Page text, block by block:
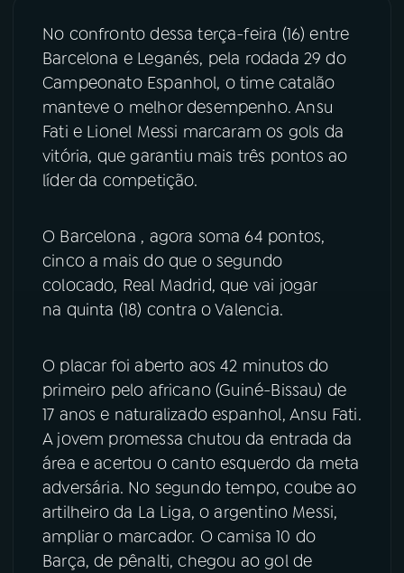
07ÚLTIMAS
08FESTIVAL DE MÚSICA
ACOMPANHE A RÁDIO NACIONAL
YouTube
Instagram X
TikTok
No confronto dessa terça-feira (16) entre
Barcelona e Leganés, pela rodada 29 do
Campeonato Espanhol, o time catalão
manteve o melhor desempenho. Ansu
Fati e Lionel Messi marcaram os gols da
vitória, que garantiu mais três pontos ao
líder da competição.
O Barcelona , agora soma 64 pontos,
cinco a mais do que o segundo
colocado, Real Madrid, que vai jogar
na quinta (18) contra o Valencia.
O placar foi aberto aos 42 minutos do
primeiro pelo africano (Guiné-Bissau) de
17 anos e naturalizado espanhol, Ansu Fati.
A jovem promessa chutou da entrada da
área e acertou o canto esquerdo da meta
adversária. No segundo tempo, coube ao
artilheiro da La Liga, o argentino Messi,
ampliar o marcador. O camisa 10 do
Barça, de pênalti, chegou ao gol de